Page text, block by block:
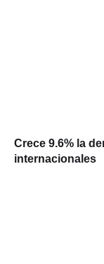
Crece 9.6% la
internacionales